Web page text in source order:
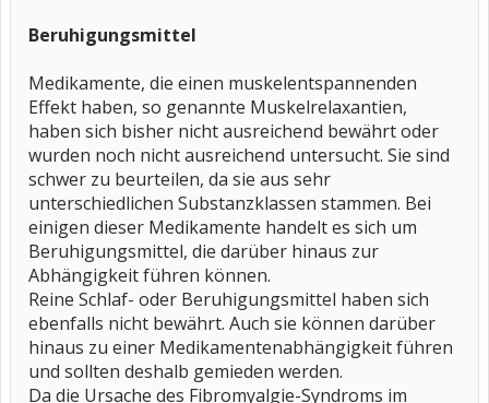
Beruhigungsmittel
Medikamente, die einen muskelentspannenden
Effekt haben, so genannte Muskelrelaxantien,
haben sich bisher nicht ausreichend bewährt oder
wurden noch nicht ausreichend untersucht. Sie sind
schwer zu beurteilen, da sie aus sehr
unterschiedlichen Substanzklassen stammen. Bei
einigen dieser Medikamente handelt es sich um
Beruhigungsmittel, die darüber hinaus zur
Abhängigkeit führen können.
Reine Schlaf- oder Beruhigungsmittel haben sich
ebenfalls nicht bewährt. Auch sie können darüber
hinaus zu einer Medikamentenabhängigkeit führen
und sollten deshalb gemieden werden.
Da die Ursache des Fibromyalgie-Syndroms im